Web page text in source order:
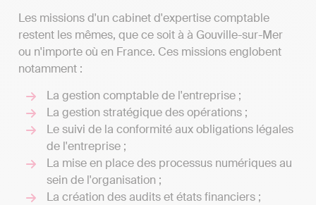
Les missions d'un cabinet d'expertise comptable
restent les mêmes, que ce soit à à Gouville-sur-Mer
ou n'importe où en France. Ces missions englobent
notamment :
La gestion comptable de l'entreprise ;
La gestion stratégique des opérations ;
Le suivi de la conformité aux obligations légales
de l'entreprise ;
La mise en place des processus numériques au
sein de l'organisation ;
La création des audits et états financiers ;